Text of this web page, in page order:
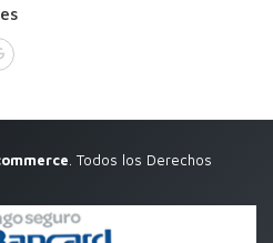
. Todos los Derechos